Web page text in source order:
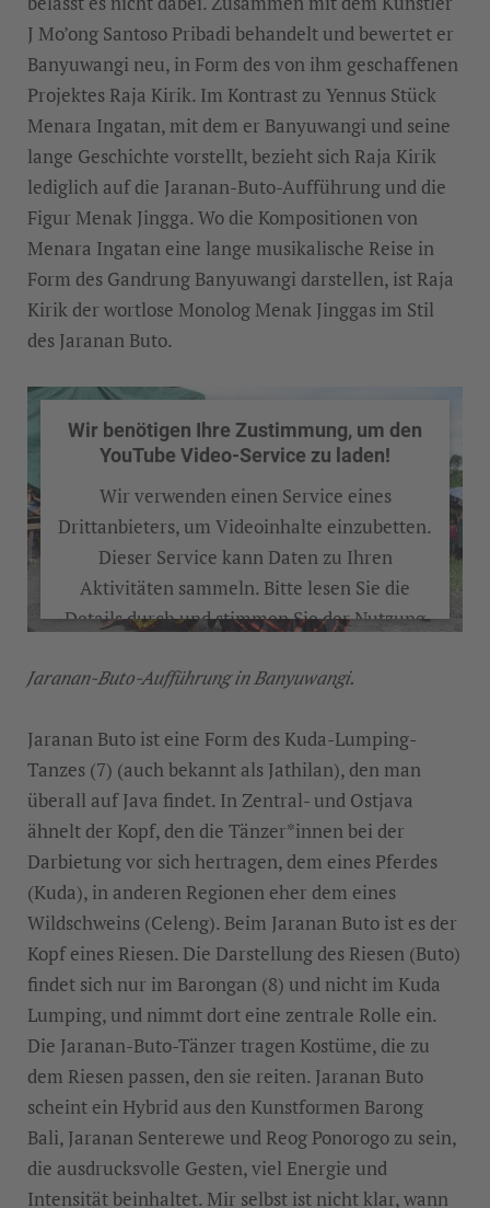
J Mo’ong Santoso Pribadi behandelt und bewertet er
Banyuwangi neu, in Form des von ihm geschaffenen
Projektes Raja Kirik. Im Kontrast zu Yennus Stück
Menara Ingatan, mit dem er Banyuwangi und seine
lange Geschichte vorstellt, bezieht sich Raja Kirik
lediglich auf die Jaranan-Buto-Aufführung und die
Figur Menak Jingga. Wo die Kompositionen von
Menara Ingatan eine lange musikalische Reise in
Form des Gandrung Banyuwangi darstellen, ist Raja
Kirik der wortlose Monolog Menak Jinggas im Stil
des Jaranan Buto.
Wir benötigen Ihre Zustimmung, um den
YouTube Video-Service zu laden!
Wir verwenden einen Service eines
Drittanbieters, um Videoinhalte einzubetten.
Dieser Service kann Daten zu Ihren
Aktivitäten sammeln. Bitte lesen Sie die
Details durch und stimmen Sie der Nutzung
AKZEPTIEREN
Jaranan-Buto-Aufführung in Banyuwangi.
Jaranan Buto ist eine Form des Kuda-Lumping-
Tanzes (7) (auch bekannt als Jathilan), den man
überall auf Java findet. In Zentral- und Ostjava
ähnelt der Kopf, den die Tänzer*innen bei der
Darbietung vor sich hertragen, dem eines Pferdes
(Kuda), in anderen Regionen eher dem eines
Wildschweins (Celeng). Beim Jaranan Buto ist es der
Kopf eines Riesen. Die Darstellung des Riesen (Buto)
findet sich nur im Barongan (8) und nicht im Kuda
Lumping, und nimmt dort eine zentrale Rolle ein.
Die Jaranan-Buto-Tänzer tragen Kostüme, die zu
dem Riesen passen, den sie reiten. Jaranan Buto
scheint ein Hybrid aus den Kunstformen Barong
Bali, Jaranan Senterewe und Reog Ponorogo zu sein,
die ausdrucksvolle Gesten, viel Energie und
Intensität beinhaltet. Mir selbst ist nicht klar, wann